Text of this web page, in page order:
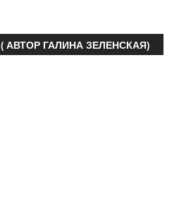
ГАЛИНА ЗЕЛЕНСКАЯ)